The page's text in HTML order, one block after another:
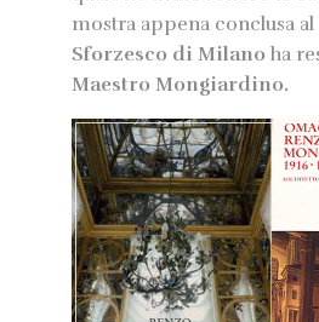
mostra appena conclusa al
Sforzesco di Milano ha
Maestro Mongiardino.